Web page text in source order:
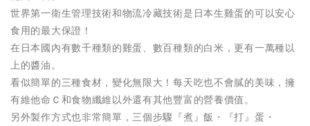
世界第一衛生管理技術和物流冷藏技術是日本生雞蛋的可以安心
食用的最大保證！
在日本國內有數千種類的雞蛋、數百種類的白米，更有一萬種以
上的醬油。
看似簡單的三種食材，變化無限大！每天吃也不會膩的美味，擁
有維他命Ｃ和食物纖維以外還有其他豐富的營養價值。
另外製作方式也非常簡單，三個步驟『煮』飯・『打』蛋・